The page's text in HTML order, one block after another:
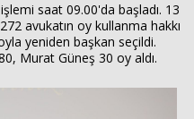
saat 09.00'da başladı. 13
avukatın oy kullanma hakkı
yeniden başkan seçildi.
Murat Güneş 30 oy aldı.